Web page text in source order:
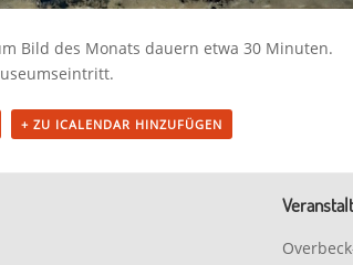
Bild des Monats dauern etwa 30 Minuten.
+ ZU ICALENDAR HINZUFÜGEN